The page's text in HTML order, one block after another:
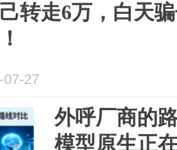
转走6万，白天
07-27
外呼厂商的
模型原生正